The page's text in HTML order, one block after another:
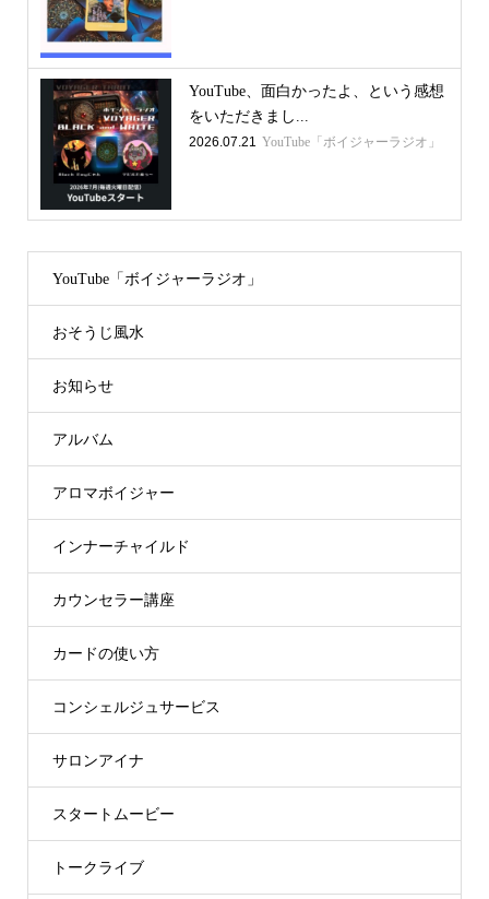
YouTube、面白かったよ、という感想
をいただきまし...
2026.07.21 YouTube「ボイジャーラジオ」
YouTube「ボイジャーラジオ」
おそうじ風水
お知らせ
アルバム
アロマボイジャー
インナーチャイルド
カウンセラー講座
カードの使い方
コンシェルジュサービス
サロンアイナ
スタートムービー
トークライブ